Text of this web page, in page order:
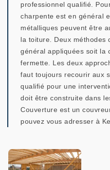
professionnel qualifié.
charpente est en général
métalliques peuvent être
la toiture. Deux méthodes
général appliquées soit la
fermette. Les deux
faut toujours recourir aux
qualifié pour une
doit être construite dans
Couverture est un
pouvez vous adresser à